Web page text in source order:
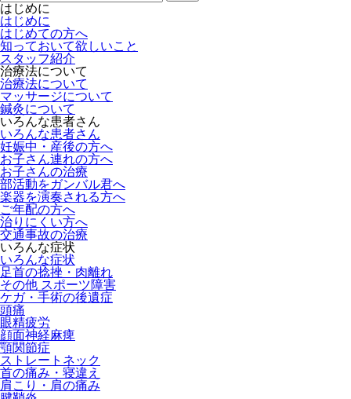
はじめに
はじめに
はじめての方へ
知っておいて欲しいこと
スタッフ紹介
治療法について
治療法について
マッサージについて
鍼灸について
いろんな患者さん
いろんな患者さん
妊娠中・産後の方へ
お子さん連れの方へ
お子さんの治療
部活動をガンバル君へ
楽器を演奏される方へ
ご年配の方へ
治りにくい方へ
交通事故の治療
いろんな症状
いろんな症状
足首の捻挫・肉離れ
その他 スポーツ障害
ケガ・手術の後遺症
頭痛
眼精疲労
顔面神経麻痺
顎関節症
ストレートネック
首の痛み・寝違え
肩こり・肩の痛み